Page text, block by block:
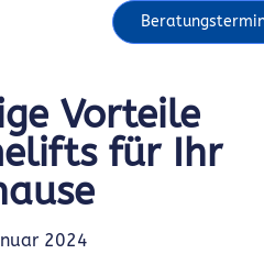
Vorteile
für Ihr
2024